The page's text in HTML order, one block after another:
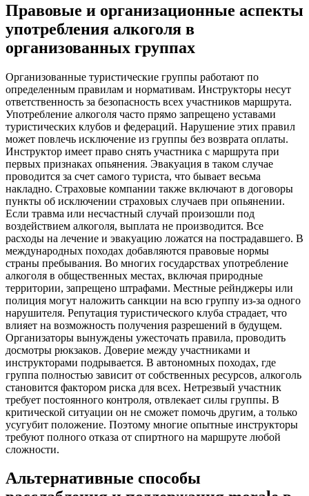
Правовые и организационные аспекты
употребления алкоголя в
организованных группах
Организованные туристические группы работают по
определенным правилам и нормативам. Инструкторы несут
ответственность за безопасность всех участников маршрута.
Употребление алкоголя часто прямо запрещено уставами
туристических клубов и федераций. Нарушение этих правил
может повлечь исключение из группы без возврата оплаты.
Инструктор имеет право снять участника с маршрута при
первых признаках опьянения. Эвакуация в таком случае
проводится за счет самого туриста, что бывает весьма
накладно. Страховые компании также включают в договоры
пункты об исключении страховых случаев при опьянении.
Если травма или несчастный случай произошли под
воздействием алкоголя, выплата не производится. Все
расходы на лечение и эвакуацию ложатся на пострадавшего. В
международных походах добавляются правовые нормы
страны пребывания. Во многих государствах употребление
алкоголя в общественных местах, включая природные
территории, запрещено штрафами. Местные рейнджеры или
полиция могут наложить санкции на всю группу из-за одного
нарушителя. Репутация туристического клуба страдает, что
влияет на возможность получения разрешений в будущем.
Организаторы вынуждены ужесточать правила, проводить
досмотры рюкзаков. Доверие между участниками и
инструкторами подрывается. В автономных походах, где
группа полностью зависит от собственных ресурсов, алкоголь
становится фактором риска для всех. Нетрезвый участник
требует постоянного контроля, отвлекает силы группы. В
критической ситуации он не сможет помочь другим, а только
усугубит положение. Поэтому многие опытные инструкторы
требуют полного отказа от спиртного на маршруте любой
сложности.
Альтернативные способы